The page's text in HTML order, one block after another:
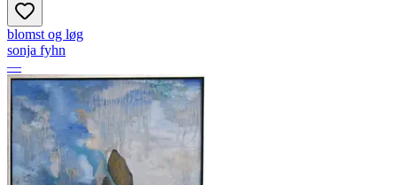
blomst og løg
sonja fyhn
—